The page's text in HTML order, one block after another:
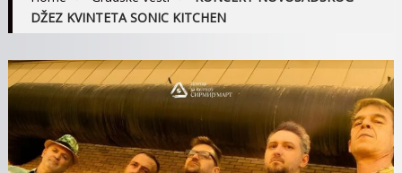
DŽEZ KVINTETA SONIC KITCHEN